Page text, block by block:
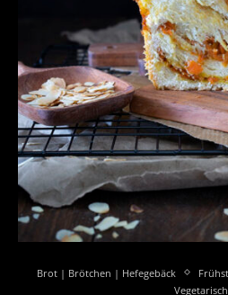
Brot | Brötchen | Hefegebäck
Vegetarisch